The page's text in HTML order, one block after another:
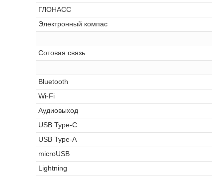
ГЛОНАСС
Электронный компас
Сотовая связь
Bluetooth
Wi-Fi
Аудиовыход
USB Type-C
USB Type-A
microUSB
Lightning